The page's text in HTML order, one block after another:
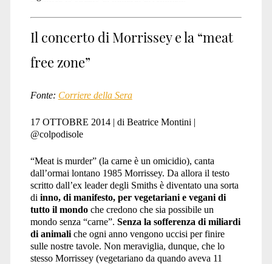
Il concerto di Morrissey e la “meat
free zone”
Fonte: Corriere della Sera
17 OTTOBRE 2014 | di Beatrice Montini |
@colpodisole
“Meat is murder” (la carne è un omicidio), canta
dall’ormai lontano 1985 Morrissey. Da allora il testo
scritto dall’ex leader degli Smiths è diventato una sorta
di inno, di manifesto, per vegetariani e vegani di
tutto il mondoche credono che sia possibile un
mondo senza “carne”. Senza la sofferenza di miliardi
di animali che ogni anno vengono uccisi per finire
sulle nostre tavole. Non meraviglia, dunque, che lo
stesso Morrissey (vegetariano da quando aveva 11